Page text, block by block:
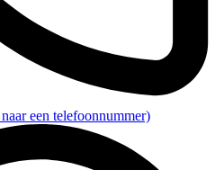
een telefoonnummer)